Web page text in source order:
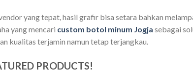
yang tepat, hasil grafir bisa setara bahkan
yang mencari custom botol minum Jogja sebagai
kualitas terjamin namun tetap terjangkau.
PRODUCTS!